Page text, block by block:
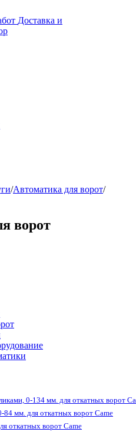
Доставка и
/Автоматика для ворот/
ворот
0-134 мм. для откатных ворот
мм. для откатных ворот Came
откатных ворот Came